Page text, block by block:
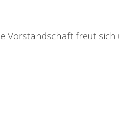
Vorstandschaft freut sich